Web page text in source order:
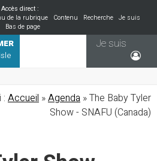
Accès direct :
de la rubrique Contenu Recherche
Je suis
Bas de page
Je suis
: Accueil »Agenda » The Baby Tyler
Show - SNAFU (Canada)